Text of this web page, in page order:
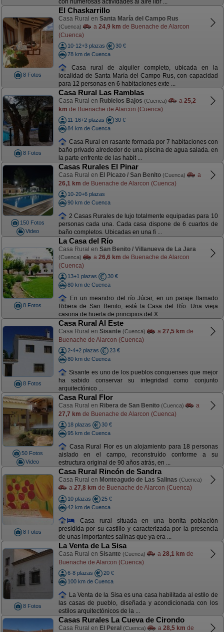
con numerosas actividades al aire libr ...
8 Fotos
El Chaskarrillo
Casa Rural en Santa María del Campo Rus
(Cuenca) a 24,9 km de Buenache de Alarcon
(Cuenca)
10-12+3 plazas
30 €
78 km de Cuenca
Casa rural de alquiler completo, ubicada en la
localidad de Santa María del Campo Rus, con capacidad
para 12 personas en 6 habitaciones exte ...
8 Fotos
Casa Rural Las Ramblas
Casa Rural en Rubielos Bajos (Cuenca) a 25,2
km de Buenache de Alarcon (Cuenca)
11-16+2 plazas
30 €
84 km de Cuenca
Casa Rural en rasante formada por 7 habitaciones con
baño privado alrededor de una piscina de agua salada. en
la parte enfrente de las habit ...
150 Fotos
Video
Casas Rurales El Pinar
Casa Rural en El Picazo / San Benito (Cuenca)
a
26,1 km de Buenache de Alarcon (Cuenca)
10-20+6 plazas
90 km de Cuenca
2 Casas Rurales de lujo totalmente equipadas para 10
personas cada una. Cada casa dispone de 6 cuartos de
baño completos. Ubicadas en una fi ...
8 Fotos
La Casa del Río
Casa Rural en San Benito / Villanueva de La Jara
(Cuenca) a 26,6 km de Buenache de Alarcon
(Cuenca)
13+1 plazas
30 €
80 km de Cuenca
En un meandro del río Júcar, en un paraje llamado
Ribera de San Benito, está la Casa del Río. Una vieja
casona de huerta de principios del X ...
8 Fotos
Casa Rural Al Este
Casa Rural en Sisante (Cuenca) a 27,5 km de
Buenache de Alarcon (Cuenca)
2-4+2 plazas
23 €
80 km de Cuenca
Sisante es uno de los pueblos conquenses que mejor
ha sabido conservar su integridad como conjunto
arquitectónico ...
50 Fotos
Video
Casa Rural Flor
Casa Rural en Ribera de San Benito (Cuenca)
a
27,7 km de Buenache de Alarcon (Cuenca)
18 plazas
30 €
95 km de Cuenca
Casa Rural Flor es un alojamiento para 18 personas
aislado en el campo, reconstruído conforme a su
estructura original de 90 años atrás, en ...
8 Fotos
Casa Rural Rincón de Sandra
Casa Rural en Monteagudo de Las Salinas (Cuenca)
a 27,8 km de Buenache de Alarcon (Cuenca)
10 plazas
25 €
42 km de Cuenca
Casa rural situada en una bonita población
presidida por su castillo y caracterizada por la presencia
de unas importantes salinas que ya era ...
8 Fotos
La Venta de La Sisa
Casa Rural en Sisante (Cuenca) a 28,1 km de
Buenache de Alarcon (Cuenca)
6-8 plazas
20 €
100 km de Cuenca
La Venta de la Sisa es una casa habilitada al estilo de
las casas de pueblo, diseñada y acondicionada con los
estilos arquitectónicos de la ...
Casas Rurales La Cueva de Cirondo
Casa Rural en El Peral (Cuenca) a 28,5 km de